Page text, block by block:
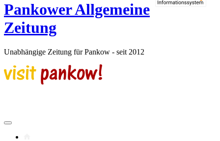
Pankower Allgemeine
Zeitung
Unabhängige Zeitung für Pankow - seit 2012